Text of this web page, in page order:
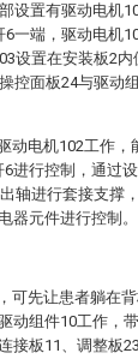
设置有驱动电机
一端，驱动电机
设置在安装板2内
控面板24与驱动
动电机102工作，
进行控制，通过
轴进行套接支撑
器元件进行控制。
可先让患者躺在
动组件10工作，
接板11、调整板